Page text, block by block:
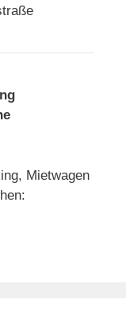
Mietwagen